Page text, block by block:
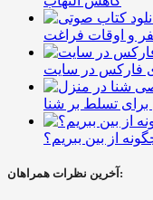
و اوقات فراغت
تسلط بر شنا
از بین ببریم؟
آخرین نظرات همراهان: